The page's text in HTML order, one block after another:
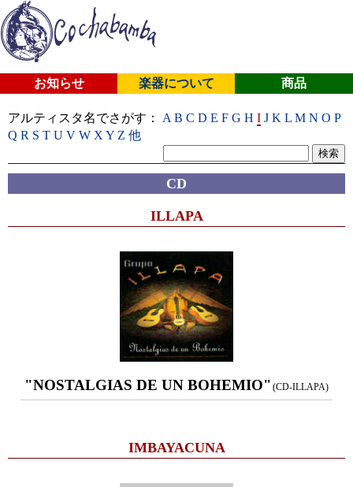
お知らせ 楽器について 商品
アルティスタ名でさがす： A B C D E F G H I J K L M N O P
Q R S T U V W X Y Z 他
CD
ILLAPA
"NOSTALGIAS DE UN BOHEMIO" (CD-ILLAPA)
IMBAYACUNA